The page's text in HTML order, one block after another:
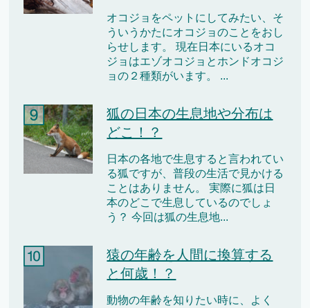
オコジョをペットにしてみたい、そ
ういうかたにオコジョのことをおし
らせします。 現在日本にいるオコ
ジョはエゾオコジョとホンドオコジ
ョの２種類がいます。 ...
狐の日本の生息地や分布は
どこ！？
日本の各地で生息すると言われてい
る狐ですが、普段の生活で見かける
ことはありません。 実際に狐は日
本のどこで生息しているのでしょ
う？ 今回は狐の生息地...
猿の年齢を人間に換算する
と何歳！？
動物の年齢を知りたい時に、よく